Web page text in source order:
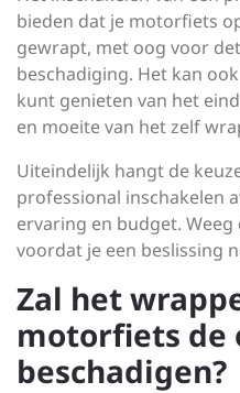
bieden dat je motorfiets
gewrapt, met oog voor
beschadiging. Het kan
kunt genieten van het
en moeite van het zelf
Uiteindelijk hangt de
professional inschakelen
ervaring en budget.
voordat je een beslissing
Zal het
motorfiets de
beschadigen?